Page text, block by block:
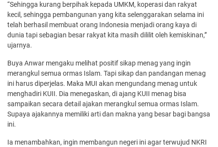
“Sehingga kurang berpihak kepada UMKM, koperasi dan rakyat
kecil, sehingga pembangunan yang kita selenggarakan selama ini
telah berhasil membuat orang Indonesia menjadi orang kaya di
dunia tapi sebagian besar rakyat kita masih dililit oleh kemiskinan,”
ujarnya.
Buya Anwar mengaku melihat positif sikap menag yang ingin
merangkul semua ormas Islam. Tapi sikap dan pandangan menag
ini harus diperjelas. Maka MUI akan mengundang menag untuk
menghadiri KUII. Dia menegaskan, di ajang KUII menag bisa
sampaikan secara detail ajakan merangkul semua ormas Islam.
Supaya ajakannya memiliki arti dan makna yang besar bagi bangsa
ini.
Ia menambahkan, ingin membangun negeri ini agar terwujud NKRI